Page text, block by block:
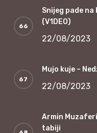
Snijeg pade na
(V1DEO)
22/08/2023
Mujo kuje –
22/08/2023
Armin
tabiji